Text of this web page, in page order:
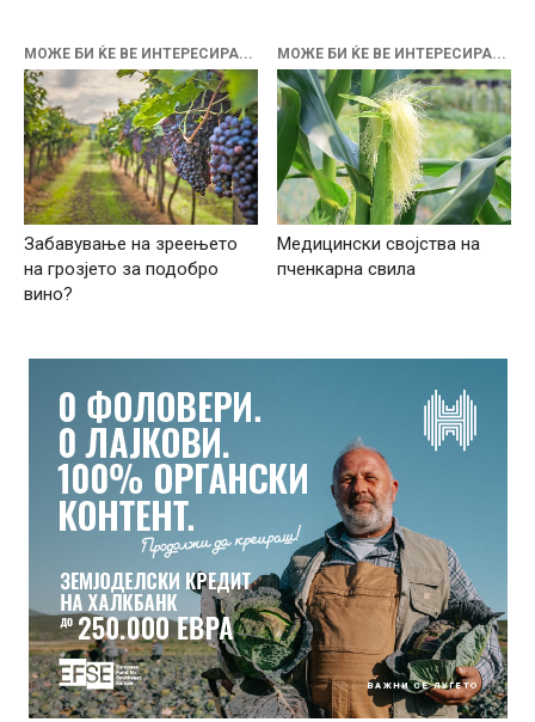
МОЖЕ БИ ЌЕ ВЕ ИНТЕРЕСИРА...
Забавување на зреењето
на грозјето за подобро
вино?
МОЖЕ БИ ЌЕ ВЕ ИНТЕРЕСИРА...
Медицински својства на
пченкарна свила